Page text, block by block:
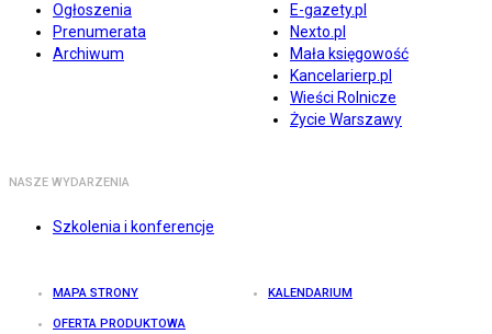
Ogłoszenia
Prenumerata
Archiwum
E-gazety.pl
Nexto.pl
Mała księgowość
Kancelarierp.pl
Wieści Rolnicze
Życie Warszawy
NASZE WYDARZENIA
Szkolenia i konferencje
MAPA STRONY KALENDARIUM
OFERTA PRODUKTOWA